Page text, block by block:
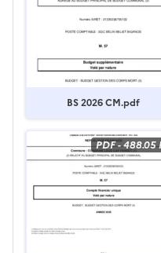
BS 2026 CM.pdf
PDF-488.05